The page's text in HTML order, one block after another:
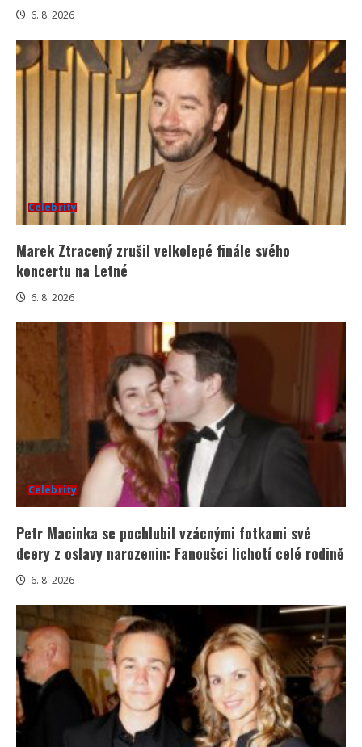
6. 8. 2026
Celebrity
Marek Ztracený zrušil velkolepé finále svého
koncertu na Letné
6. 8. 2026
Celebrity
Petr Macinka se pochlubil vzácnými fotkami své
dcery z oslavy narozenin: Fanoušci lichotí celé rodině
6. 8. 2026